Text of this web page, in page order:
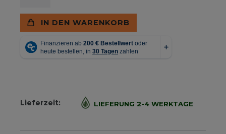
IN DEN WARENKORB
Lieferzeit: LIEFERUNG 2-4 WERKTAGE